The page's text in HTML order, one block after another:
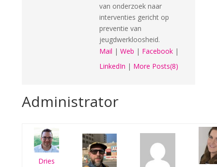
van onderzoek naar
interventies gericht op
preventie van
jeugdwerkloosheid.
Mail | Web | Facebook|
LinkedIn | More Posts(8)
Administrator
Dries